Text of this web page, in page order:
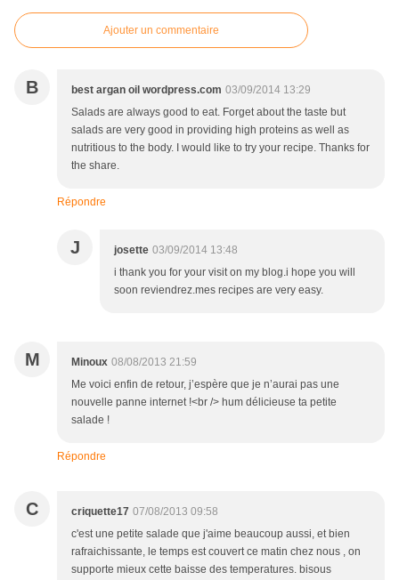
Ajouter un commentaire
B best argan oil wordpress.com 03/09/2014 13:29
Salads are always good to eat. Forget about the taste but
salads are very good in providing high proteins as well as
nutritious to the body. I would like to try your recipe. Thanks for
the share.
Répondre
J josette 03/09/2014 13:48
i thank you for your visit on my blog.i hope you will
soon reviendrez.mes recipes are very easy.
M Minoux 08/08/2013 21:59
Me voici enfin de retour, j’espère que je n’aurai pas une
nouvelle panne internet !<br /> hum délicieuse ta petite
salade !
Répondre
C criquette17 07/08/2013 09:58
c'est une petite salade que j'aime beaucoup aussi, et bien
rafraichissante, le temps est couvert ce matin chez nous , on
supporte mieux cette baisse des temperatures. bisous